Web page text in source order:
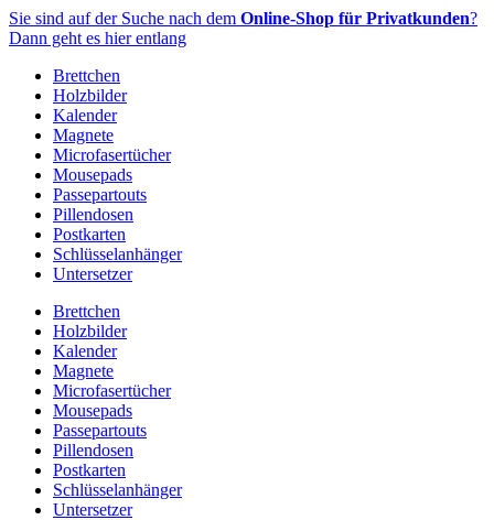
Zum
Inhalt
Sie sind auf der Suche nach dem Online-Shop für Privatkunden?
Dann geht es hier entlang
Brettchen
Holzbilder
Kalender
Magnete
Microfasertücher
Mousepads
Passepartouts
Pillendosen
Postkarten
Schlüsselanhänger
Untersetzer
Brettchen
Holzbilder
Kalender
Magnete
Microfasertücher
Mousepads
Passepartouts
Pillendosen
Postkarten
Schlüsselanhänger
Untersetzer